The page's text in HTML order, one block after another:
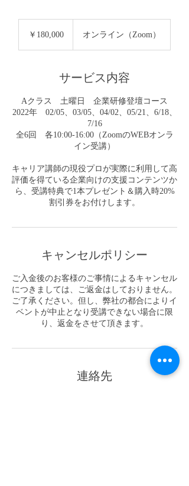
￥180,000 オンライン（Zoom）
サービス内容
Aクラス 土曜日 企業研修登壇コース
2022年 02/05、03/05、04/02、05/21、6/18、
7/16
全6回 各10:00-16:00（ZoomのWEBオンラ
イン受講）
キャリア講師の現役プロが実際に利用して高
評価を得ている企業向けの支援コンテンツか
ら、受講特典で1本プレゼント＆購入時20%
割引券をお付けします。
キャンセルポリシー
ご入金後のお客様のご事情によるキャンセル
につきましては、ご返金はしておりません。
ご了承ください。但し、弊社の都合によりイ
ベントが中止となり受講できない場合に限
り、返金をさせて頂きます。
連絡先